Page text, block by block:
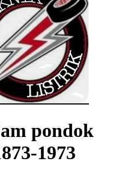
pondok
1973